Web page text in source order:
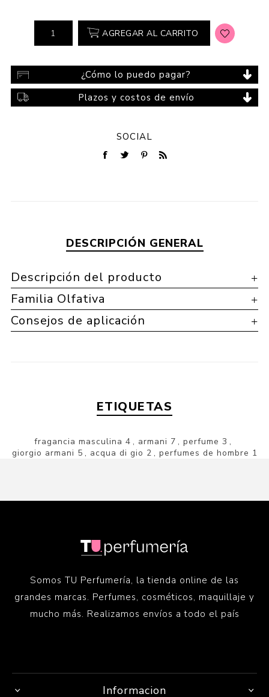
AGREGAR AL CARRITO
¿Cómo lo puedo pagar?
Plazos y costos de envío
SOCIAL
DESCRIPCIÓN GENERAL
Descripción del producto
Familia Olfativa
Consejos de aplicación
ETIQUETAS
fragancia masculina 4 , armani 7 , perfume 3 ,
giorgio armani 5 , acqua di gio 2 , perfumes de hombre 1
Somos TU Perfumería, la tienda online de las
grandes marcas. Perfumes, cosméticos, maquillaje y
mucho más. Realizamos envíos a todo el país
Informacion